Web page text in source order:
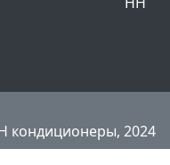
кондиционеры, 2024